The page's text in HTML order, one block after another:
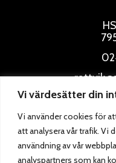
Vi värdesätter din
Vi använder cookies för
att analysera vår trafik. Vi
användning av vår
analyspartners som kan